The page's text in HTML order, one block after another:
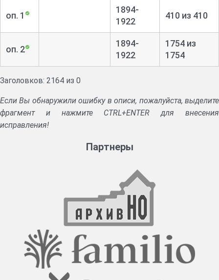
оп. 1
1894-
1922
410 из 410
оп. 2
1894-
1922
1754 из
1754
Заголовков: 2164 из 0
Если Вы обнаружили ошибку в описи, пожалуйста, выделите
фрагмент и нажмите CTRL+ENTER для внесения
исправления!
Партнеры